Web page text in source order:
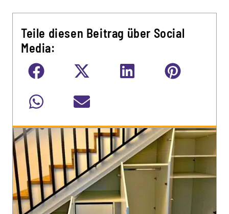
Teile diesen Beitrag über Social
Media: